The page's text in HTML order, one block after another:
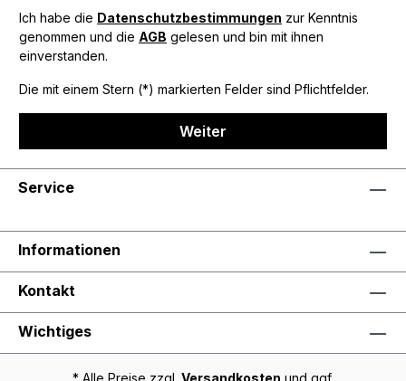
Ich habe die Datenschutzbestimmungen zur Kenntnis
genommen und die AGB gelesen und bin mit ihnen
einverstanden.
Die mit einem Stern (*) markierten Felder sind Pflichtfelder.
Weiter
Service
Informationen
Kontakt
Wichtiges
* Alle Preise zzgl. Versandkosten und ggf.